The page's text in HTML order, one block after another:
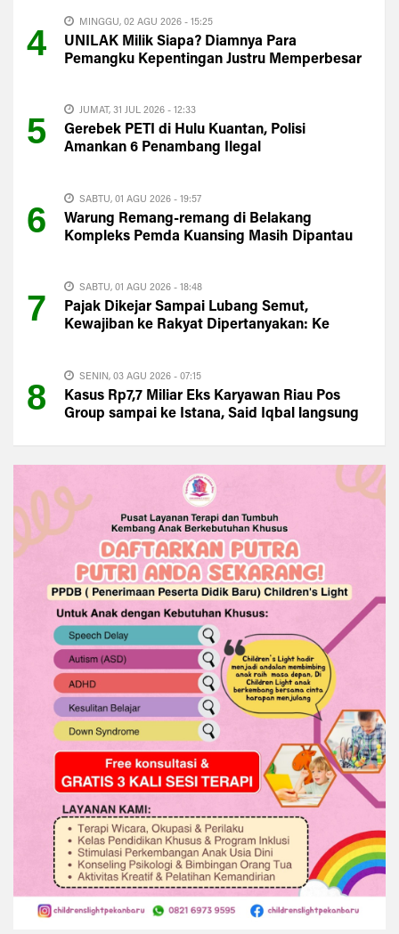
4
MINGGU, 02 AGU 2026 - 15:25
UNILAK Milik Siapa? Diamnya Para
Pemangku Kepentingan Justru Memperbesar
5
JUMAT, 31 JUL 2026 - 12:33
Gerebek PETI di Hulu Kuantan, Polisi
Amankan 6 Penambang Ilegal
6
SABTU, 01 AGU 2026 - 19:57
Warung Remang-remang di Belakang
Kompleks Pemda Kuansing Masih Dipantau
7
SABTU, 01 AGU 2026 - 18:48
Pajak Dikejar Sampai Lubang Semut,
Kewajiban ke Rakyat Dipertanyakan: Ke
8
SENIN, 03 AGU 2026 - 07:15
Kasus Rp7,7 Miliar Eks Karyawan Riau Pos
Group sampai ke Istana, Said Iqbal langsung